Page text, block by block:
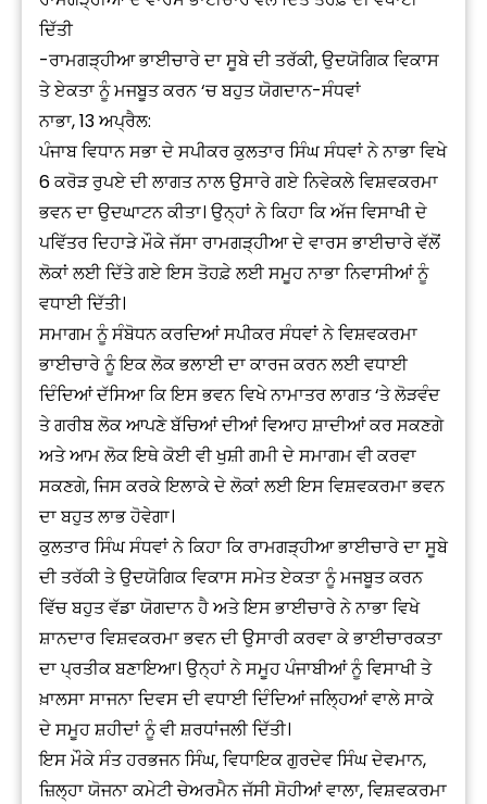
ਦਿੱਤੀ
-ਰਾਮਗੜ੍ਹੀਆ ਭਾਈਚਾਰੇ ਦਾ ਸੂਬੇ ਦੀ ਤਰੱਕੀ, ਉਦਯੋਗਿਕ ਵਿਕਾਸ
ਤੇ ਏਕਤਾ ਨੂੰ ਮਜਬੂਤ ਕਰਨ ‘ਚ ਬਹੁਤ ਯੋਗਦਾਨ-ਸੰਧਵਾਂ
ਨਾਭਾ, 13 ਅਪ੍ਰੈਲ:
ਪੰਜਾਬ ਵਿਧਾਨ ਸਭਾ ਦੇ ਸਪੀਕਰ ਕੁਲਤਾਰ ਸਿੰਘ ਸੰਧਵਾਂ ਨੇ ਨਾਭਾ ਵਿਖੇ
6 ਕਰੋੜ ਰੁਪਏ ਦੀ ਲਾਗਤ ਨਾਲ ਉਸਾਰੇ ਗਏ ਨਿਵੇਕਲੇ ਵਿਸ਼ਵਕਰਮਾ
ਭਵਨ ਦਾ ਉਦਘਾਟਨ ਕੀਤਾ। ਉਨ੍ਹਾਂ ਨੇ ਕਿਹਾ ਕਿ ਅੱਜ ਵਿਸਾਖੀ ਦੇ
ਪਵਿੱਤਰ ਦਿਹਾੜੇ ਮੌਕੇ ਜੱਸਾ ਰਾਮਗੜ੍ਹੀਆ ਦੇ ਵਾਰਸ ਭਾਈਚਾਰੇ ਵੱਲੋਂ
ਲੋਕਾਂ ਲਈ ਦਿੱਤੇ ਗਏ ਇਸ ਤੋਹਫ਼ੇ ਲਈ ਸਮੂਹ ਨਾਭਾ ਨਿਵਾਸੀਆਂ ਨੂੰ
ਵਧਾਈ ਦਿੱਤੀ।
ਸਮਾਗਮ ਨੂੰ ਸੰਬੋਧਨ ਕਰਦਿਆਂ ਸਪੀਕਰ ਸੰਧਵਾਂ ਨੇ ਵਿਸ਼ਵਕਰਮਾ
ਭਾਈਚਾਰੇ ਨੂੰ ਇਕ ਲੋਕ ਭਲਾਈ ਦਾ ਕਾਰਜ ਕਰਨ ਲਈ ਵਧਾਈ
ਦਿੰਦਿਆਂ ਦੱਸਿਆ ਕਿ ਇਸ ਭਵਨ ਵਿਖੇ ਨਾਮਾਤਰ ਲਾਗਤ ‘ਤੇ ਲੋੜਵੰਦ
ਤੇ ਗਰੀਬ ਲੋਕ ਆਪਣੇ ਬੱਚਿਆਂ ਦੀਆਂ ਵਿਆਹ ਸ਼ਾਦੀਆਂ ਕਰ ਸਕਣਗੇ
ਅਤੇ ਆਮ ਲੋਕ ਇਥੇ ਕੋਈ ਵੀ ਖੁਸ਼ੀ ਗਮੀ ਦੇ ਸਮਾਗਮ ਵੀ ਕਰਵਾ
ਸਕਣਗੇ, ਜਿਸ ਕਰਕੇ ਇਲਾਕੇ ਦੇ ਲੋਕਾਂ ਲਈ ਇਸ ਵਿਸ਼ਵਕਰਮਾ ਭਵਨ
ਦਾ ਬਹੁਤ ਲਾਭ ਹੋਵੇਗਾ।
ਕੁਲਤਾਰ ਸਿੰਘ ਸੰਧਵਾਂ ਨੇ ਕਿਹਾ ਕਿ ਰਾਮਗੜ੍ਹੀਆ ਭਾਈਚਾਰੇ ਦਾ ਸੂਬੇ
ਦੀ ਤਰੱਕੀ ਤੇ ਉਦਯੋਗਿਕ ਵਿਕਾਸ ਸਮੇਤ ਏਕਤਾ ਨੂੰ ਮਜਬੂਤ ਕਰਨ
ਵਿੱਚ ਬਹੁਤ ਵੱਡਾ ਯੋਗਦਾਨ ਹੈ ਅਤੇ ਇਸ ਭਾਈਚਾਰੇ ਨੇ ਨਾਭਾ ਵਿਖੇ
ਸ਼ਾਨਦਾਰ ਵਿਸ਼ਵਕਰਮਾ ਭਵਨ ਦੀ ਉਸਾਰੀ ਕਰਵਾ ਕੇ ਭਾਈਚਾਰਕਤਾ
ਦਾ ਪ੍ਰਤੀਕ ਬਣਾਇਆ। ਉਨ੍ਹਾਂ ਨੇ ਸਮੂਹ ਪੰਜਾਬੀਆਂ ਨੂੰ ਵਿਸਾਖੀ ਤੇ
ਖ਼ਾਲਸਾ ਸਾਜਨਾ ਦਿਵਸ ਦੀ ਵਧਾਈ ਦਿੰਦਿਆਂ ਜਲ੍ਹਿਆਂ ਵਾਲੇ ਸਾਕੇ
ਦੇ ਸਮੂਹ ਸ਼ਹੀਦਾਂ ਨੂੰ ਵੀ ਸ਼ਰਧਾਂਜਲੀ ਦਿੱਤੀ।
ਇਸ ਮੌਕੇ ਸੰਤ ਹਰਭਜਨ ਸਿੰਘ, ਵਿਧਾਇਕ ਗੁਰਦੇਵ ਸਿੰਘ ਦੇਵਮਾਨ,
ਜ਼ਿਲ੍ਹਾ ਯੋਜਨਾ ਕਮੇਟੀ ਚੇਅਰਮੈਨ ਜੱਸੀ ਸੋਹੀਆਂ ਵਾਲਾ, ਵਿਸ਼ਵਕਰਮਾ